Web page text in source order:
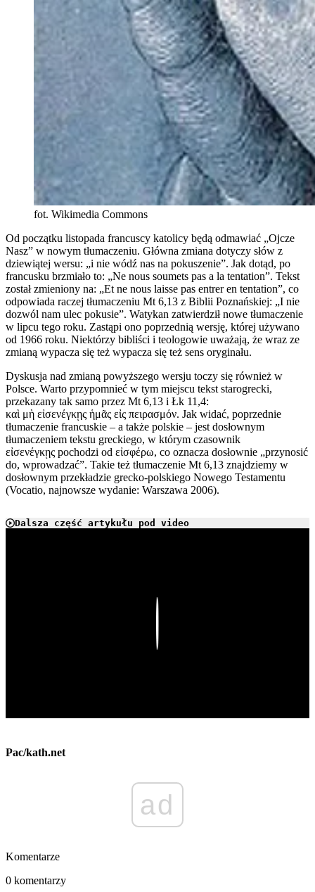
fot. Wikimedia Commons
Od początku listopada francuscy katolicy będą odmawiać „Ojcze
Nasz” w nowym tłumaczeniu. Główna zmiana dotyczy słów z
dziewiątej wersu: „i nie wódź nas na pokuszenie”. Jak dotąd, po
francusku brzmiało to: „Ne nous soumets pas a la tentation”. Tekst
został zmieniony na: „Et ne nous laisse pas entrer en tentation”, co
odpowiada raczej tłumaczeniu Mt 6,13 z Biblii Poznańskiej: „I nie
dozwól nam ulec pokusie”. Watykan zatwierdził nowe tłumaczenie
w lipcu tego roku. Zastąpi ono poprzednią wersję, której używano
od 1966 roku. Niektórzy bibliści i teologowie uważają, że wraz ze
zmianą wypacza się też wypacza się też sens oryginału.
Dyskusja nad zmianą powyższego wersju toczy się również w
Polsce. Warto przypomnieć w tym miejscu tekst starogrecki,
przekazany tak samo przez Mt 6,13 i Łk 11,4:
καὶ μὴ εἰσενέγκῃς ἡμᾶς εἰς πειρασμόν. Jak widać, poprzednie
tłumaczenie francuskie – a także polskie – jest dosłownym
tłumaczeniem tekstu greckiego, w którym czasownik
εἰσενέγκῃς pochodzi od εἰσφέρω, co oznacza dosłownie „przynosić
do, wprowadzać”. Takie też tłumaczenie Mt 6,13 znajdziemy w
dosłownym przekładzie grecko-polskiego Nowego Testamentu
(Vocatio, najnowsze wydanie: Warszawa 2006).
Dalsza część artykułu pod video
Pac/kath.net
ad
Komentarze
0 komentarzy